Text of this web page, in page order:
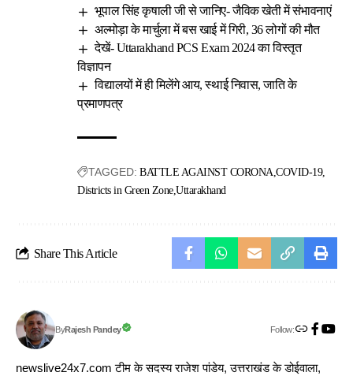
भूपाल सिंह कृषाली जी से जानिए- जैविक खेती में संभावनाएं
अल्मोड़ा के मार्चुला में बस खाई में गिरी, 36 लोगों की मौत
देखें- Uttarakhand PCS Exam 2024 का विस्तृत
विज्ञापन
विद्यालयों में ही मिलेंगे आय, स्थाई निवास, जाति के
प्रमाणपत्र
TAGGED: BATTLE AGAINST CORONA COVID-19
Districts in Green Zone Uttarakhand
Share This Article
ByRajesh Pandey Follow:
newslive24x7.com टीम के सदस्य राजेश पांडेय, उत्तराखंड के डोईवाला,